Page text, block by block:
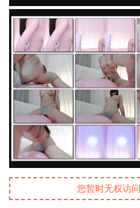
您暂时无权访